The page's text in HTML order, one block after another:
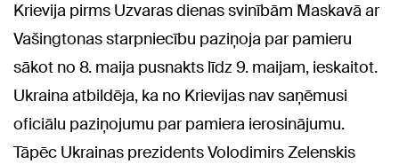
Krievija pirms Uzvaras dienas svinībām Maskavā ar
Vašingtonas starpniecību paziņoja par pamieru
sākot no 8. maija pusnakts līdz 9. maijam, ieskaitot.
Ukraina atbildēja, ka no Krievijas nav saņēmusi
oficiālu paziņojumu par pamiera ierosinājumu.
Tāpēc Ukrainas prezidents Volodimirs Zelenskis